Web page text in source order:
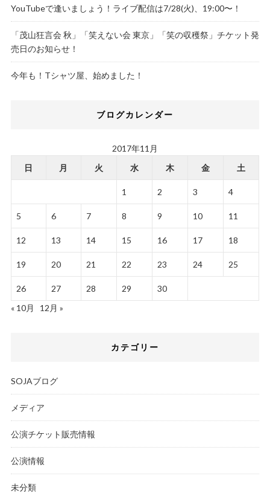
YouTubeで逢いましょう！ライブ配信は7/28(火)、19:00〜！
「茂山狂言会 秋」「笑えない会 東京」「笑の収穫祭」チケット発
売日のお知らせ！
今年も！Tシャツ屋、始めました！
ブログカレンダー
2017年11月
日
月 火 水 木 金 土
1 2 3 4
5 6 7 8 9 10 11
12 13 14 15 16 17 18
19 20 21 22 23 24 25
26 27 28 29
30
« 10月
12月 »
カテゴリー
SOJAブログ
メディア
公演チケット販売情報
公演情報
未分類